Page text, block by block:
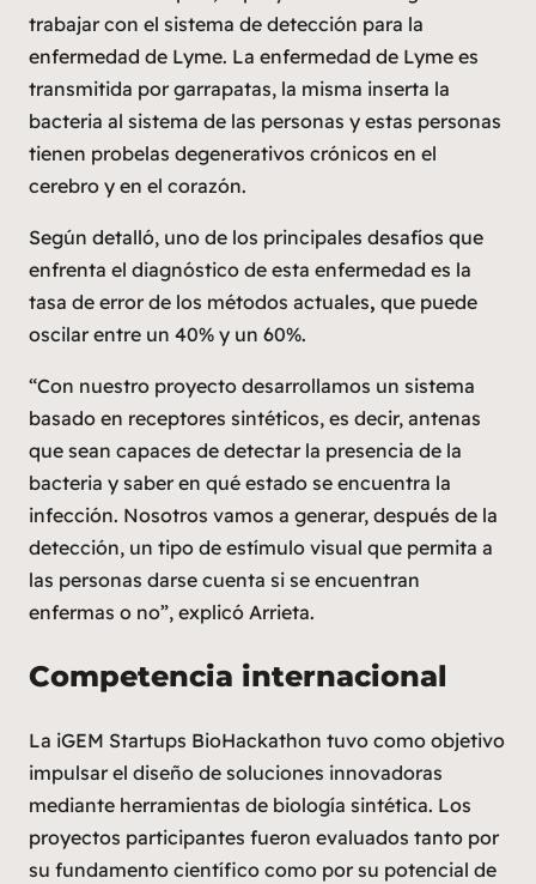
trabajar con el sistema de detección para la
enfermedad de Lyme. La enfermedad de Lyme es
transmitida por garrapatas, la misma inserta la
bacteria al sistema de las personas y estas personas
tienen probelas degenerativos crónicos en el
cerebro y en el corazón.
Según detalló, uno de los principales desafíos que
enfrenta el diagnóstico de esta enfermedad es la
tasa de error de los métodos actuales, que puede
oscilar entre un 40% y un 60%.
“Con nuestro proyecto desarrollamos un sistema
basado en receptores sintéticos, es decir, antenas
que sean capaces de detectar la presencia de la
bacteria y saber en qué estado se encuentra la
infección. Nosotros vamos a generar, después de la
detección, un tipo de estímulo visual que permita a
las personas darse cuenta si se encuentran
enfermas o no”, explicó Arrieta.
Competencia internacional
La iGEM Startups BioHackathon tuvo como objetivo
impulsar el diseño de soluciones innovadoras
mediante herramientas de biología sintética. Los
proyectos participantes fueron evaluados tanto por
su fundamento científico como por su potencial de